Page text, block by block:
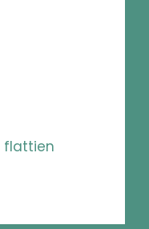
flattien